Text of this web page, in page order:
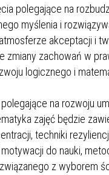
polegające na
myślenia i
akceptacji i
zmiany zachowań w
logicznego i
na rozwoju
zajęć będzie
techniki
do nauki,
z wyborem